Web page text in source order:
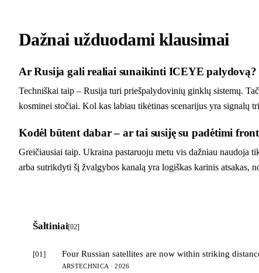
Dažnai užduodami klausimai
Ar Rusija gali realiai sunaikinti ICEYE palydovą?
Techniškai taip – Rusija turi priešpalydovinių ginklų sistemų.
kosminei stočiai. Kol kas labiau tikėtinas scenarijus yra signalų
Kodėl būtent dabar – ar tai susiję su padėtimi
Greičiausiai taip. Ukraina pastaruoju metu vis dažniau naudoja
arba sutrikdyti šį žvalgybos kanalą yra logiškas karinis atsakas,
Šaltiniai[02]
[01] Four Russian satellites are now within striking
ARSTECHNICA · 2026